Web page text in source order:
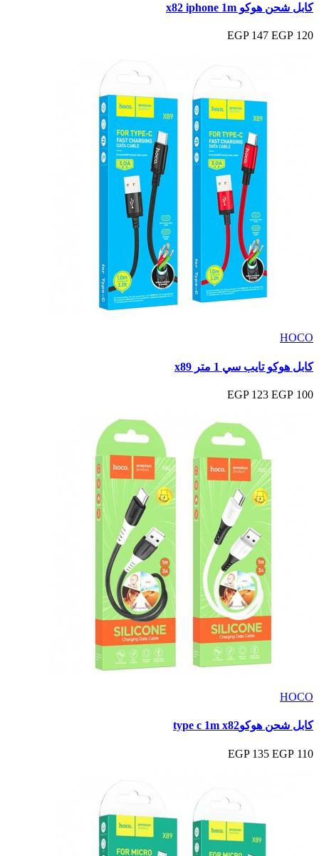
كابل شحن هوكو x82 iphone 1m
120 EGP
147 EGP
HOCO
كابل هوكو تايب سي 1 متر x89
100 EGP
123 EGP
HOCO
كابل شحن هوكوtype c 1m x82
110 EGP
135 EGP